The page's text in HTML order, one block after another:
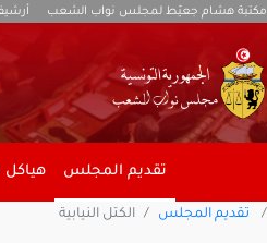
مكتبة هشام جعيّط لمجلس نواب الشعب
تقديم المجلس
تقديم المجلس الكتل النيابية